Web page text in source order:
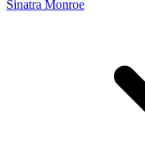
Sinatra Monroe